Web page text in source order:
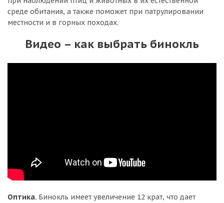
среде обитания, а также поможет при патрулировании
местности и в горных походах.
Видео – как выбрать бинокль
Оптика. Бинокль имеет увеличение 12 крат, что дает